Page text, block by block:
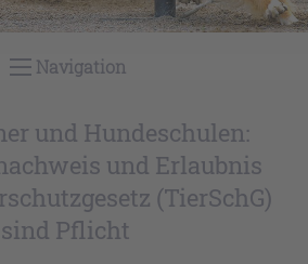
Navigation
und Hundeschulen:
und Erlaubnis
(TierSchG)
sind Pflicht